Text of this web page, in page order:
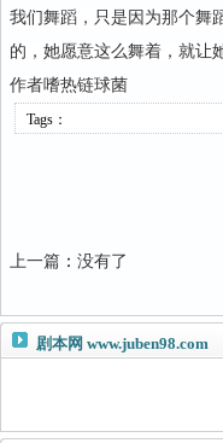
我们舞蹈，只是因为那个舞
的，她愿意这么舞着，就让
作者嗜热链球菌
Tags：
上一篇 ： 没有了
剧本网 www.juben98.com